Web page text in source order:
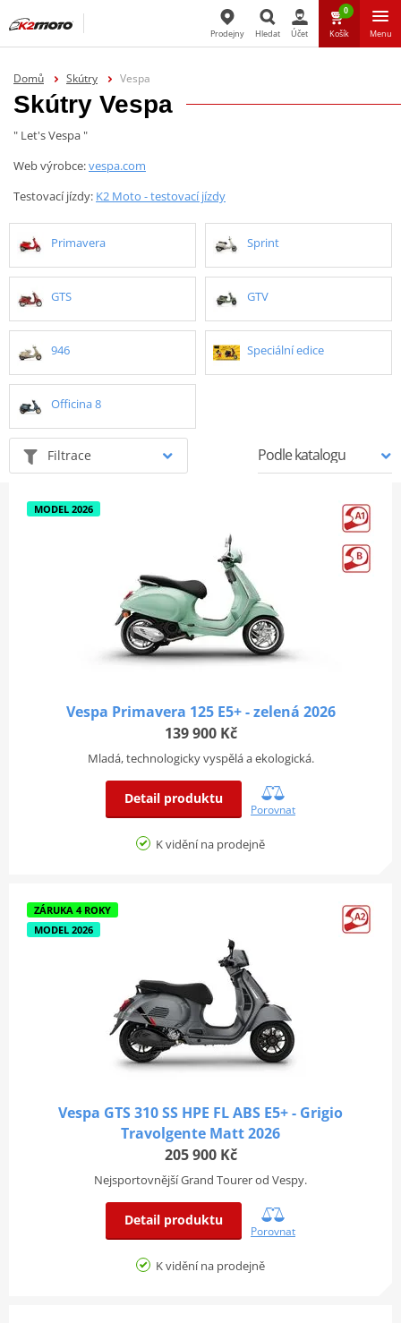
Prodejny Hledat Účet
0
Košík Menu
Domů Skútry Vespa
Skútry Vespa
" Let's Vespa "
Web výrobce:vespa.com
Testovací jízdy: K2 Moto - testovací jízdy
Primavera Sprint
GTS GTV
946 Speciální edice
Officina 8
Filtrace
MODEL 2026
Vespa Primavera 125 E5+ - zelená 2026
139 900 Kč
Mladá, technologicky vyspělá a ekologická.
Detail produktu
Porovnat
K vidění na prodejně
ZÁRUKA 4 ROKY
MODEL 2026
Vespa GTS 310 SS HPE FL ABS E5+ - Grigio
Travolgente Matt 2026
205 900 Kč
Nejsportovnější Grand Tourer od Vespy.
Detail produktu
Porovnat
K vidění na prodejně